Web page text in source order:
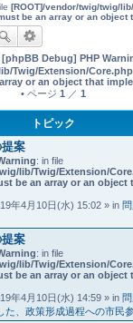
[ROOT]/vendor/twig/twig/
be an array or an object
[phpBB Debug] PHP
Twig/Extension/Core.php
or an object that
• ページ 1 ／ 1
トピック
案
: in file
lib/Twig/Extension/
be an array or an object
年4月10日(水) 15:02 » in
案
: in file
lib/Twig/Extension/
be an array or an object
年4月10日(水) 14:59 » in
た、政策形成過程への市民